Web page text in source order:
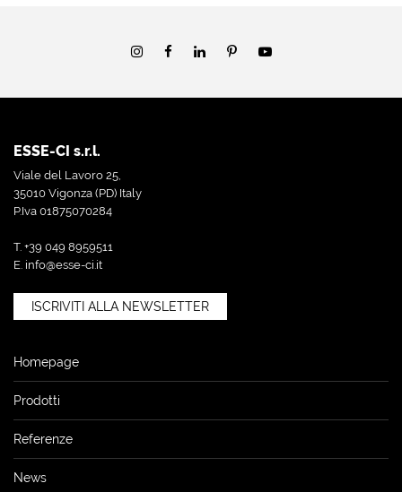
ESSE-CI s.r.l.
Viale del Lavoro 25,
35010 Vigonza (PD) Italy
P.Iva 01875070284
T. +39 049 8959511
E. info@esse-ci.it
ISCRIVITI ALLA NEWSLETTER
Homepage
Prodotti
Referenze
News